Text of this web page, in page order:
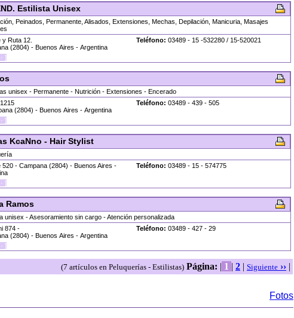
Estilista Unisex
Peinados, Permanente, Alisados, Extensiones, Mechas, Depilación, Manicuria, Masajes
y Ruta 12.
(2804) - Buenos Aires - Argentina
· ]
Teléfono: 03489 - 15 -532280 / 15-520021
unisex - Permanente - Nutrición - Extensiones - Encerado
(2804) - Buenos Aires - Argentina
· ]
Teléfono: 03489 - 439 - 505
KcaNno - Hair Stylist
520 - Campana (2804) - Buenos Aires -
· ]
Teléfono: 03489 - 15 - 574775
Ramos
unisex - Asesoramiento sin cargo - Atención personalizada
874 -
(2804) - Buenos Aires - Argentina
· ]
Teléfono: 03489 - 427 - 29
(7 artículos en Peluquerías - Estilistas) Página: | 1 | 2 | Siguiente ›› |
Fotos